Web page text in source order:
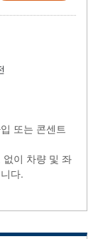
또는 콘센트
없이 차량 및 좌
다.